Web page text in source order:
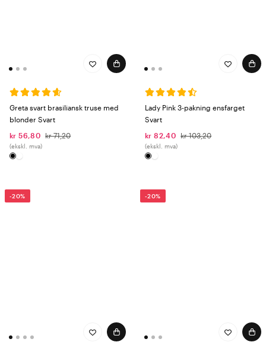
Greta svart brasiliansk truse med
blonder Svart
kr 56,80 kr 71,20
(ekskl. mva)
Lady Pink 3-pakning ensfarget
Svart
kr 82,40 kr 103,20
(ekskl. mva)
-20% -20%